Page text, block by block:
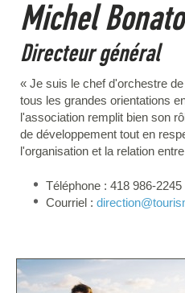
Michel Bonato
Directeur général
« Je suis le chef d'orchestre
tous les grandes orientations
l'association remplit bien son
de développement tout en
l'organisation et la relation
Téléphone : 418 986-
Courriel : direction